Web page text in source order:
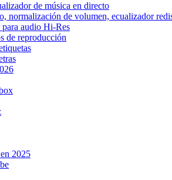
de música en directo
normalización de volumen, ecualizador
audio Hi-Res
de reproducción
2025